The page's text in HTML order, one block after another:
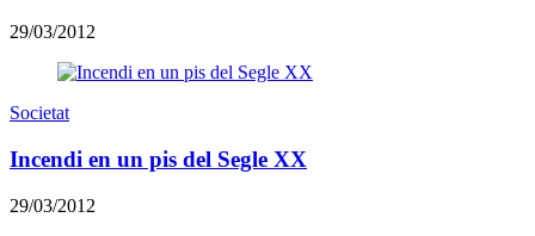
29/03/2012
Societat
Incendi en un pis del Segle XX
29/03/2012